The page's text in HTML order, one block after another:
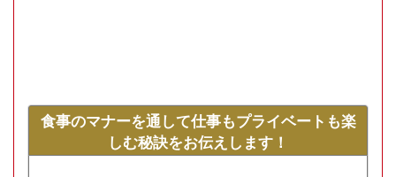
食事のマナーを通して仕事もプライベートも楽
しむ秘訣をお伝えします！